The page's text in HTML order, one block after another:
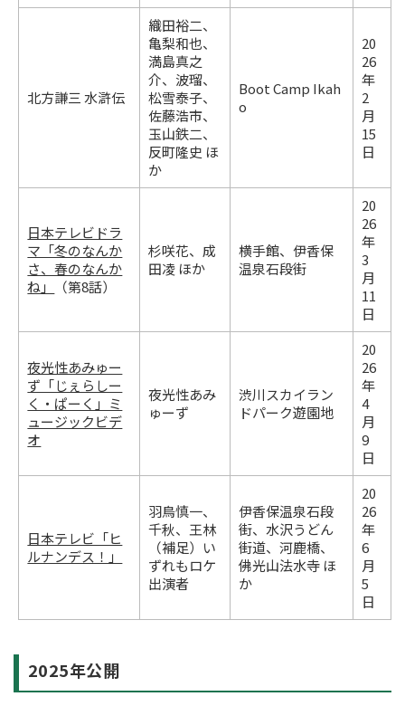
北方謙三 水滸伝
織田裕二、
亀梨和也、
満島真之
介、波瑠、
松雪泰子、
佐藤浩市、
玉山鉄二、
反町隆史 ほ
か
Boot Camp Ikah
o
20
26
年
2
月
15
日
日本テレビドラ
マ「冬のなんか
さ、春のなんか
ね」
（第8話）
杉咲花、成
田凌 ほか
横手館、伊香保
温泉石段街
20
26
年
3
月
11
日
夜光性あみゅー
ず「じぇらしー
く・ぱーく」ミ
ュージックビデ
オ
夜光性あみ
ゅーず
渋川スカイラン
ドパーク遊園地
20
26
年
4
月
9
日
日本テレビ「ヒ
ルナンデス！」
羽鳥慎一、
千秋、王林
（補足）い
ずれもロケ
出演者
伊香保温泉石段
街、水沢うどん
街道、河鹿橋、
佛光山法水寺 ほ
か
20
26
年
6
月
5
日
2025年公開